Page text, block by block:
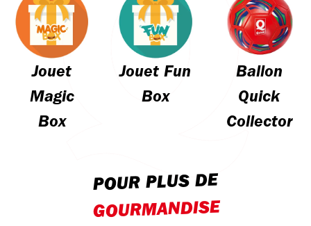
Jouet
Magic
Box
Jouet Fun
Box
Ballon
Quick
Collector
POUR PLUS DE
GOURMANDISE